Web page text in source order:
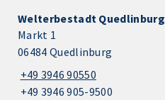
Welterbestadt Quedlinburg
Markt 1
06484 Quedlinburg
+49 3946 90550
+49 3946 905-9500